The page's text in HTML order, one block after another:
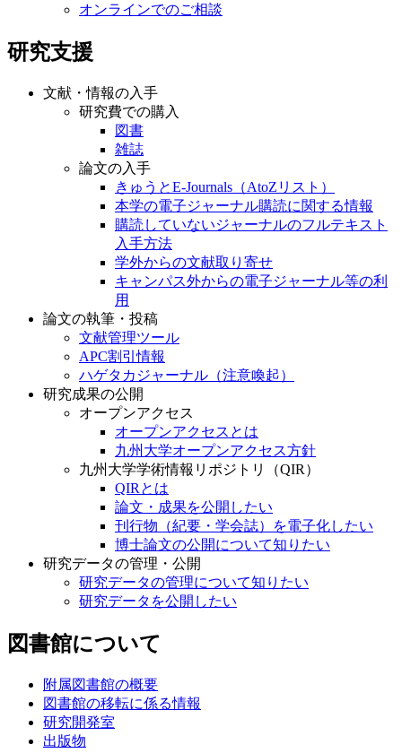
オンラインでのご相談
研究支援
文献・情報の入手
研究費での購入
図書
雑誌
論文の入手
きゅうとE-Journals（AtoZリスト）
本学の電子ジャーナル購読に関する情報
購読していないジャーナルのフルテキスト
入手方法
学外からの文献取り寄せ
キャンパス外からの電子ジャーナル等の利
用
論文の執筆・投稿
文献管理ツール
APC割引情報
ハゲタカジャーナル（注意喚起）
研究成果の公開
オープンアクセス
オープンアクセスとは
九州大学オープンアクセス方針
九州大学学術情報リポジトリ（QIR）
QIRとは
論文・成果を公開したい
刊行物（紀要・学会誌）を電子化したい
博士論文の公開について知りたい
研究データの管理・公開
研究データの管理について知りたい
研究データを公開したい
図書館について
附属図書館の概要
図書館の移転に係る情報
研究開発室
出版物